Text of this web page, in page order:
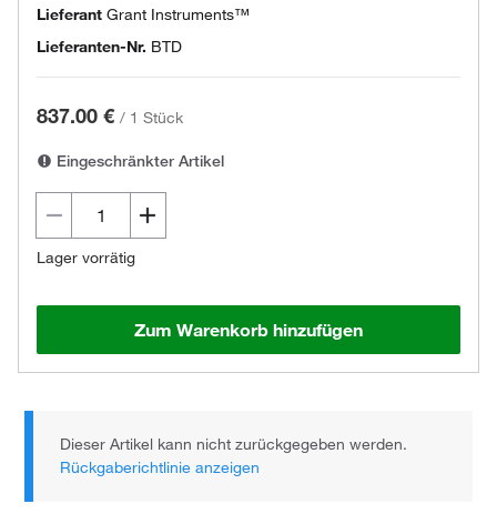
Lieferant Grant Instruments™
Lieferanten-Nr. BTD
837.00 € / 1 Stück
Eingeschränkter Artikel
Lager vorrätig
Zum Warenkorb hinzufügen
Dieser Artikel kann nicht zurückgegeben werden.
Rückgaberichtlinie anzeigen